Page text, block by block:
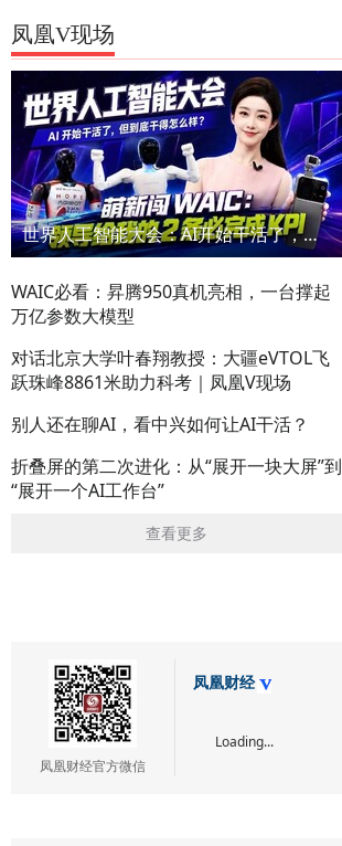
凤凰V现场
世界人工智能大会：AI开始干活了，但到底干的怎么样？萌新闯WAIC
WAIC必看：昇腾950真机亮相，一台撑起
万亿参数大模型
对话北京大学叶春翔教授：大疆eVTOL飞
跃珠峰8861米助力科考｜凤凰V现场
别人还在聊AI，看中兴如何让AI干活？
折叠屏的第二次进化：从“展开一块大屏”到
“展开一个AI工作台”
查看更多
凤凰财经官方微信
凤凰财经
Loading...